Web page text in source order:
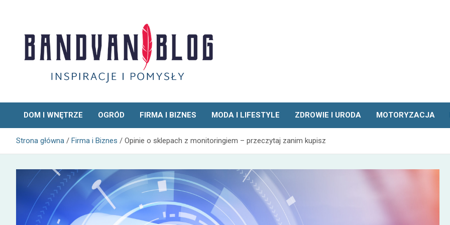
Bandvan
DOM I WNĘTRZE OGRÓD FIRMA I BIZNES MODA I LIFESTYLE ZDROWIE I URODA MOTORYZACJA
Strona główna Firma i Biznes Opinie o sklepach z monitoringiem – przeczytaj zanim kupisz